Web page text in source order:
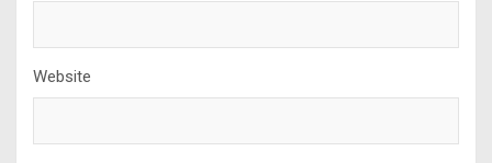
Website